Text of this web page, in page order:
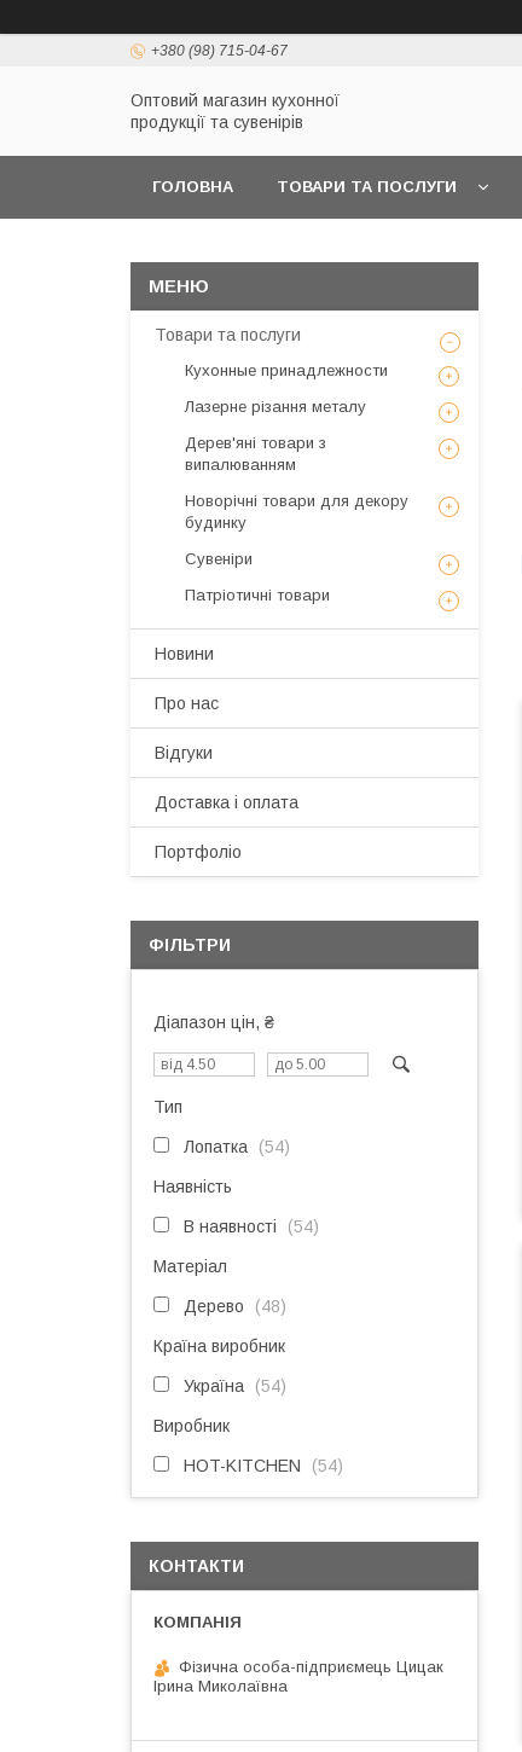
+380 (98) 715-04-67
Оптовий магазин кухонної
продукції та сувенірів
ГОЛОВНА ТОВАРИ ТА ПОСЛУГИ
Товари та послуги
Кухонные принадлежности
Лазерне різання металу
Дерев'яні товари з
випалюванням
Новорічні товари для декору
будинку
Сувеніри
Патріотичні товари
Новини
Про нас
Відгуки
Доставка і оплата
Портфоліо
ФІЛЬТРИ
Діапазон цін, ₴
Тип
Лопатка 54
Наявність
В наявності 54
Матеріал
Дерево 48
Країна виробник
Україна 54
Виробник
HOT-KITCHEN 54
КОНТАКТИ
Фізична особа-підприємець Цицак
Ірина Миколаївна